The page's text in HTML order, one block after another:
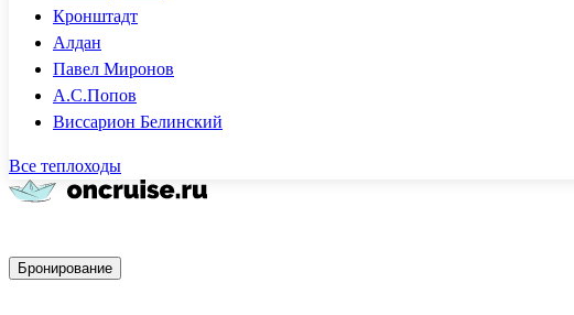
Кронштадт
Алдан
Павел Миронов
А.С.Попов
Виссарион Белинский
Все теплоходы
Бронирование